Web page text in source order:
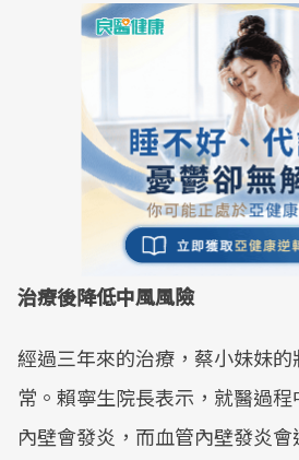
治療後降低中風風險
經過三年來的治療，蔡小妹妹
常。賴寧生院長表示，就醫過
內壁會發炎，而血管內壁發炎